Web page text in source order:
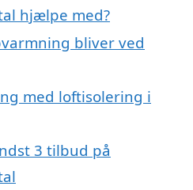
hjælpe med?
bliver ved
med loftisolering i
3 tilbud på